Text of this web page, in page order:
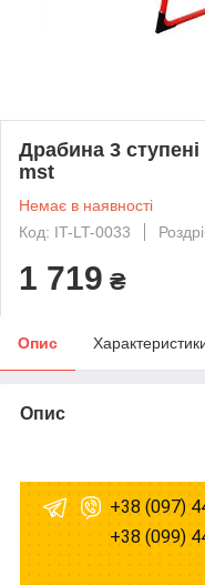
Драбина 3
mst
Немає в наявності
Код: IT-LT-0033
1 719 ₴
Опис
Опис
+38 (097)
+38 (099)